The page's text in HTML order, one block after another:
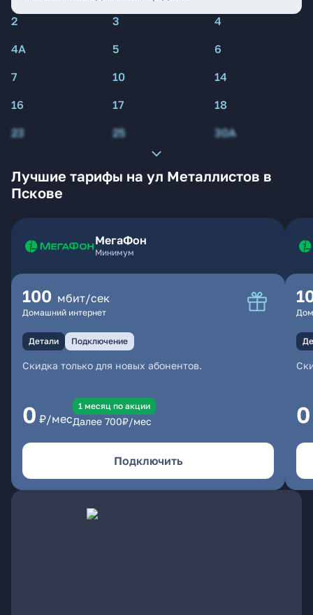
2 3
4
4А
5
6
7
10
14
16
17
18
23
25 30А
Лучшие тарифы на ул Металлистов в
Пскове
МегаФон
Минимум
100 мбит/сек
Домашний интернет
Детали Подключение
Скидка только для новых абонентов.
0 ₽/мес
1 месяц по акции
Далее 700₽/мес
Подключить
0